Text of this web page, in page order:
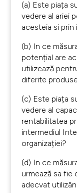
(a) Este piața
vedere al ariei
acesteia si
(b) In ce
potențial are
utilizează
diferite
(c) Este piața
vedere al
rentabilitatea
intermediul
organizației?
(d) In ce
urmează sa
adecvat